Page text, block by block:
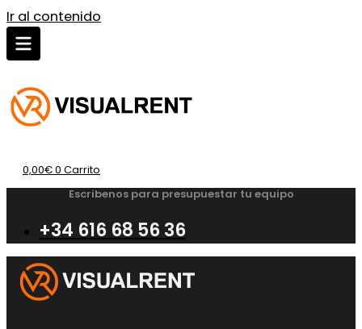
Ir al contenido
0,00€0 Carrito
Escribenos para presupuestar tu equipo
+34 616 68 56 36